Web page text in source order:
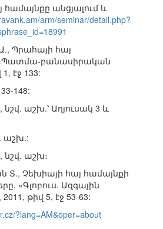
համայնքը անցյալում և
arm/seminar/detail.php?
Պրահայի հայ
«Պատմա-բանասիրական
էջ 133:
148:
նշվ. աշխ.՝ Աղյուսակ 3 և
աշխ.:
նշվ. աշխ։
Տ., Չեխիայի հայ համայնքի
«Գլոբուս. Ազգային
թիվ 5, էջ 53-63:
?lang=AM&oper=about